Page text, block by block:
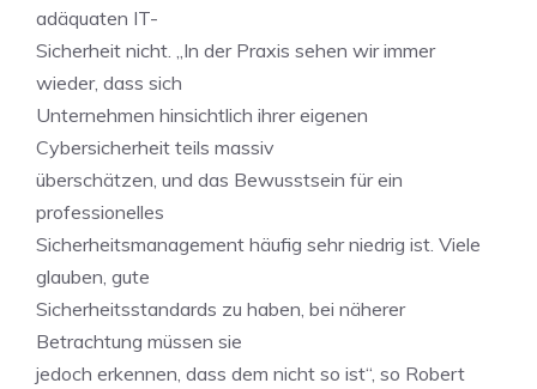
adäquaten IT-
Sicherheit nicht. „In der Praxis sehen wir immer
wieder, dass sich
Unternehmen hinsichtlich ihrer eigenen
Cybersicherheit teils massiv
überschätzen, und das Bewusstsein für ein
professionelles
Sicherheitsmanagement häufig sehr niedrig ist. Viele
glauben, gute
Sicherheitsstandards zu haben, bei näherer
Betrachtung müssen sie
jedoch erkennen, dass dem nicht so ist“, so Robert